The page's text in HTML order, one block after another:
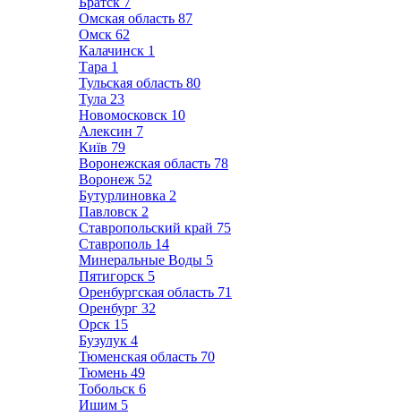
Омская область 87
Омск 62
Калачинск 1
Тара 1
Тульская область 80
Тула 23
Новомосковск 10
Алексин 7
Київ 79
Воронежская область 78
Воронеж 52
Бутурлиновка 2
Павловск 2
Ставропольский край 75
Ставрополь 14
Минеральные Воды 5
Пятигорск 5
Оренбургская область 71
Оренбург 32
Орск 15
Бузулук 4
Тюменская область 70
Тюмень 49
Тобольск 6
Ишим 5